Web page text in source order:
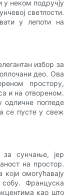
у неком подручју
светлости.
у лепоти на
избор за
део. Ова
простору,
и на отвореном.
одличне погледе
се пусте у свеж
за сунчање, јер
на простор.
омогућавају
Француска
као што